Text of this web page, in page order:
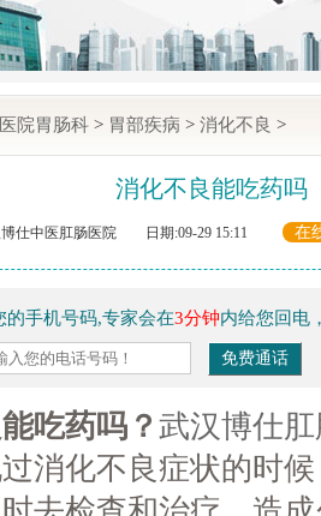
院胃肠科 > 胃部疾病 > 消化不良 >
消化不良能吃药吗
博仕中医肛肠医院 日期:09-29 15:11 在
手机号码,专家会在3分钟内给您回电
吃药吗？ 武汉博仕
消化不良症状的时